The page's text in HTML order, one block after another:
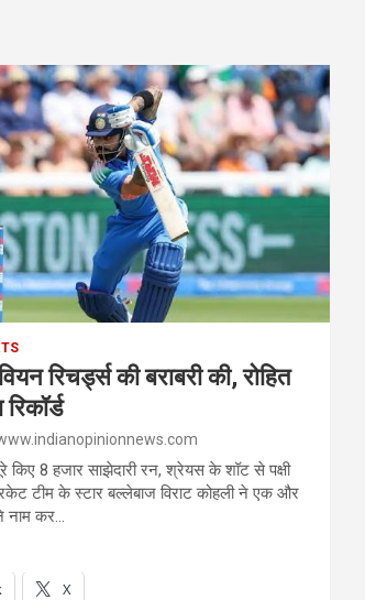
रिचर्ड्स की बराबरी की, रोहित
किए 8 हजार साझेदारी रन, श्रेयस के शॉट से पक्षी
टीम के स्टार बल्लेबाज विराट कोहली ने एक और
नाम कर…
X